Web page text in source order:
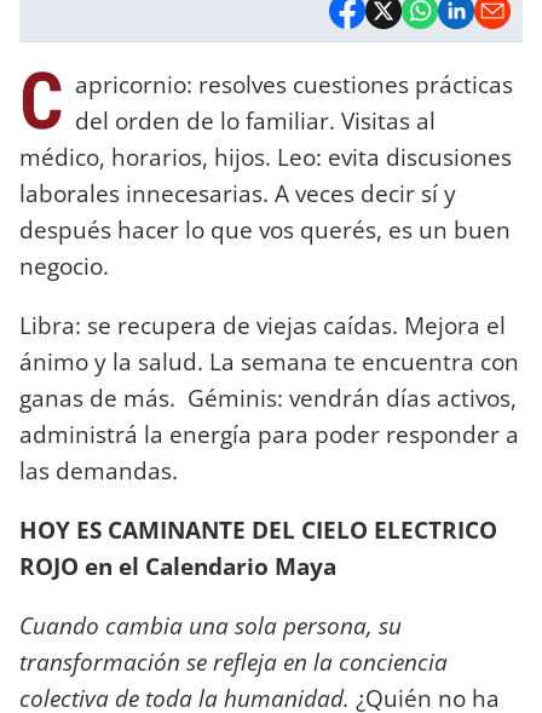
C apricornio: resolves cuestiones prácticas
del orden de lo familiar. Visitas al
médico, horarios, hijos. Leo: evita discusiones
laborales innecesarias. A veces decir sí y
después hacer lo que vos querés, es un buen
negocio.
Libra: se recupera de viejas caídas. Mejora el
ánimo y la salud. La semana te encuentra con
ganas de más. Géminis: vendrán días activos,
administrá la energía para poder responder a
las demandas.
HOY ES CAMINANTE DEL CIELO ELECTRICO
ROJO en el Calendario Maya
Cuando cambia una sola persona, su
transformación se refleja en la conciencia
colectiva de toda la humanidad. ¿Quién no ha